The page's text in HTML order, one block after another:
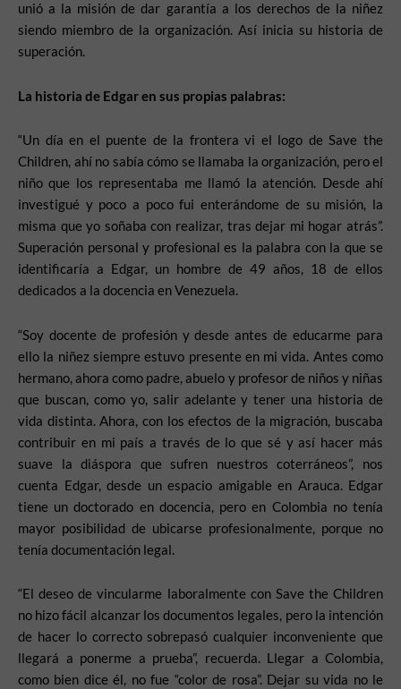
unió a la misión de dar garantía a los derechos de la niñez
siendo miembro de la organización. Así inicia su historia de
superación.
La historia de Edgar en sus propias palabras:
“Un día en el puente de la frontera vi el logo de Save the
Children, ahí no sabía cómo se llamaba la organización, pero el
niño que los representaba me llamó la atención. Desde ahí
investigué y poco a poco fui enterándome de su misión, la
misma que yo soñaba con realizar, tras dejar mi hogar atrás”.
Superación personal y profesional es la palabra con la que se
identificaría a Edgar, un hombre de 49 años, 18 de ellos
dedicados a la docencia en Venezuela.
“Soy docente de profesión y desde antes de educarme para
ello la niñez siempre estuvo presente en mi vida. Antes como
hermano, ahora como padre, abuelo y profesor de niños y niñas
que buscan, como yo, salir adelante y tener una historia de
vida distinta. Ahora, con los efectos de la migración, buscaba
contribuir en mi país a través de lo que sé y así hacer más
suave la diáspora que sufren nuestros coterráneos”, nos
cuenta Edgar, desde un espacio amigable en Arauca. Edgar
tiene un doctorado en docencia, pero en Colombia no tenía
mayor posibilidad de ubicarse profesionalmente, porque no
tenía documentación legal.
“El deseo de vincularme laboralmente con Save the Children
no hizo fácil alcanzar los documentos legales, pero la intención
de hacer lo correcto sobrepasó cualquier inconveniente que
llegará a ponerme a prueba”, recuerda. Llegar a Colombia,
como bien dice él, no fue “color de rosa”. Dejar su vida no le